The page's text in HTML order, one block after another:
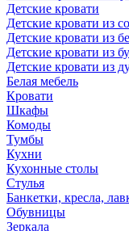
Детские кровати
Детские кровати из
Детские кровати из
Детские кровати из
Детские кровати из
Белая мебель
Кровати
Шкафы
Комоды
Тумбы
Кухни
Кухонные столы
Стулья
Банкетки, кресла,
Обувницы
Зеркала